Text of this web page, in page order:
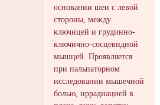
основании шеи с левой
стороны, между
ключицей и грудинно-
ключично-сосцевидной
мышцей. Проявляется
при пальпаторном
исследовании мышечной
болью, иррадиацией в